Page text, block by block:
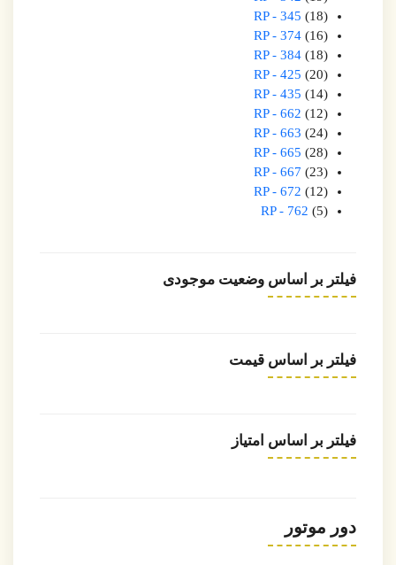
RP - 345
18
RP - 374
16
RP - 384
18
RP - 425
20
RP - 435
14
RP - 662
12
RP - 663
24
RP - 665
28
RP - 667
23
RP - 672
12
RP - 762
5
فیلتر بر اساس وضعیت موجودی
فیلتر بر اساس قیمت
فیلتر بر اساس امتیاز
دور موتور